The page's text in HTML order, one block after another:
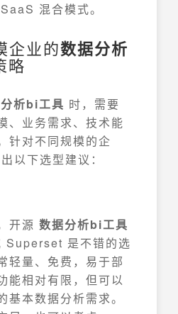
混合模式。
企业的数据分析
略
析bi工具 时，需要
、业务需求、技术能
针对不同规模的企
以下选型建议：
开源 数据分析bi工具
是不错的选
轻量、免费，易于部
能相对有限，但可以
基本数据分析需求。